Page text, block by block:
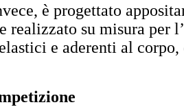
è progettato
su misura
e aderenti al